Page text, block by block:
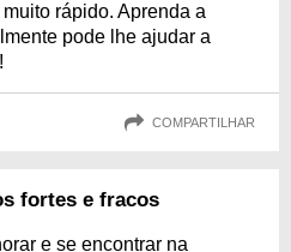
rápido. Aprenda a
pode lhe ajudar a
COMPARTILHAR
fortes e fracos
e se encontrar na